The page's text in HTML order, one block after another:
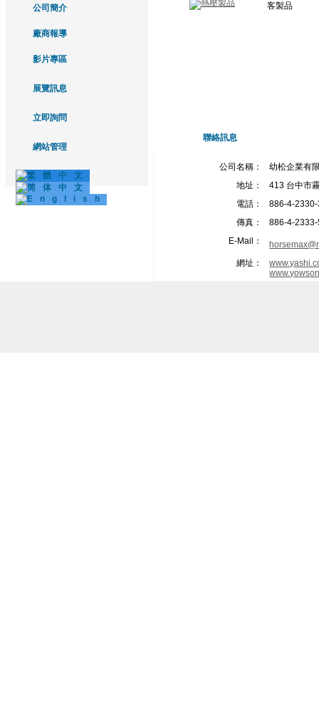
公司簡介
廠商報導
影片專區
展覽訊息
立即詢問
網站管理
客製品
聯絡訊息
公司名稱：
幼松企業有
地址：
413 台中市
電話：
886-4-
傳真：
886-4-
E-Mail：
網址：